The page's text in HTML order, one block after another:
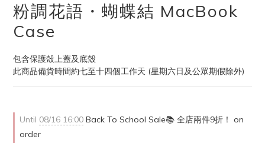
粉調花語・蝴蝶結 MacBook
Case
包含保護殼上蓋及底殼
此商品備貨時間約七至十四個工作天 (星期六日及公眾期假除外)
Until 08/16 16:00 Back To School Sale📚 全店兩件9折！ on
order